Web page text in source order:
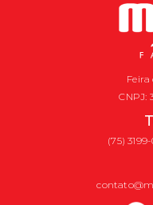
CNPJ:
(75)